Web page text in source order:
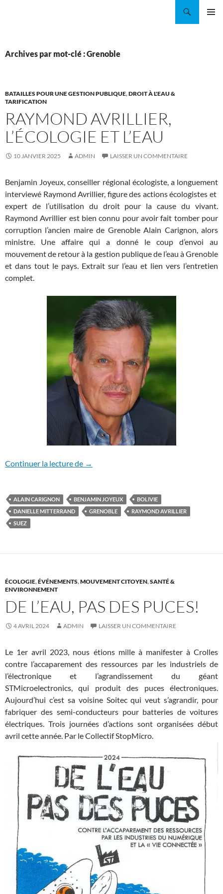
Archives par mot-clé : Grenoble
BATAILLES POUR UNE GESTION PUBLIQUE,DROIT À L'EAU &
TARIFICATION
RAYMOND AVRILLIER,
L’ÉCOLOGIE ET L’EAU
10 JANVIER 2025 ADMIN LAISSER UN COMMENTAIRE
Benjamin Joyeux, conseiller régional écologiste, a longuement
interviewé Raymond Avrillier, figure des actions écologistes et
expert de l’utilisation du droit pour la cause du vivant.
Raymond Avrillier est bien connu pour avoir fait tomber pour
corruption l’ancien maire de Grenoble Alain Carignon, alors
ministre. Une affaire qui a donné le coup d’envoi au
mouvement de retour à la gestion publique de l’eau à Grenoble
et dans tout le pays. Extrait sur l’eau et lien vers l’entretien
complet.
Continuer la lecture de Raymond Avrillier, l’écologie et l’eau
→
ALAIN CARIGNON BENJAMIN JOYEUX
BOLIVIE
DANIELLE MITTERRAND
GRENOBLE
RAYMOND AVRILLIER
SUEZ
ÉCOLOGIE,ÉVÉNEMENTS,MOUVEMENT CITOYEN,SANTÉ &
ENVIRONNEMENT
DE L’EAU, PAS DES PUCES!
4 AVRIL 2024 ADMIN LAISSER UN COMMENTAIRE
Le 1er avril 2023, nous étions mille à manifester à Crolles
contre l’accaparement des ressources par les industriels de
l’électronique et l’agrandissement du géant
STMicroelectronics, qui produit des puces électroniques.
Aujourd’hui c’est sa voisine Soitec qui veut s’agrandir, pour
fabriquer des semi-conducteurs pour batteries de voitures
électriques. Trois journées d’actions sont organisées début
avril cette année. Par le Collectif StopMicro.